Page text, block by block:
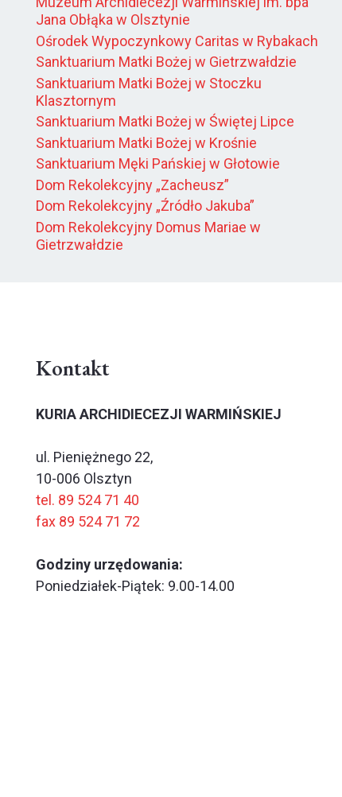
Jana Obłąka w Olsztynie
Ośrodek Wypoczynkowy Caritas w Rybakach
Sanktuarium Matki Bożej w Gietrzwałdzie
Sanktuarium Matki Bożej w Stoczku
Klasztornym
Sanktuarium Matki Bożej w Świętej Lipce
Sanktuarium Matki Bożej w Krośnie
Sanktuarium Męki Pańskiej w Głotowie
Dom Rekolekcyjny „Zacheusz”
Dom Rekolekcyjny „Źródło Jakuba”
Dom Rekolekcyjny Domus Mariae w
Gietrzwałdzie
Kontakt
KURIA ARCHIDIECEZJI WARMIŃSKIEJ
ul. Pieniężnego 22,
10-006 Olsztyn
tel. 89 524 71 40
fax 89 524 71 72
Godziny urzędowania:
Poniedziałek-Piątek: 9.00-14.00